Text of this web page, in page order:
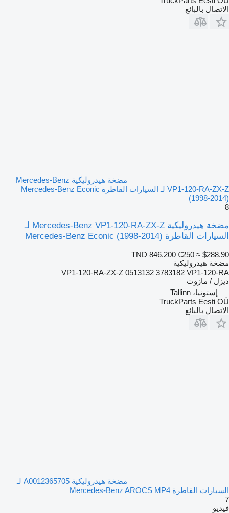
الاتصال بالبائع
مضخة هيدروليكية Mercedes-Benz
VP1-120-RA-ZX-Z لـ السيارات القاطرة Mercedes-Benz Econic
(1998-2014)
8
مضخة هيدروليكية Mercedes-Benz VP1-120-RA-ZX-Z لـ
السيارات القاطرة Mercedes-Benz Econic (1998-2014)
TND 846.200 €250 ≈ $288.90
مضخة هيدروليكية
VP1-120-RA-ZX-Z 0513132 3783182 VP1-120-RA
ديزل / مازوت
إستونيا، Tallinn
TruckParts Eesti OÜ
الاتصال بالبائع
مضخة هيدروليكية A0012365705 لـ
السيارات القاطرة Mercedes-Benz AROCS MP4
7
فيديو